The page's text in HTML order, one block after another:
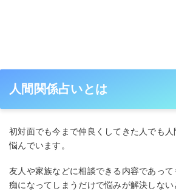
人間関係占いとは
初対面でも今まで仲良くしてきた人でも
悩んでいます。
友人や家族などに相談できる内容であっ
痴になってしまうだけで悩みが解決しな